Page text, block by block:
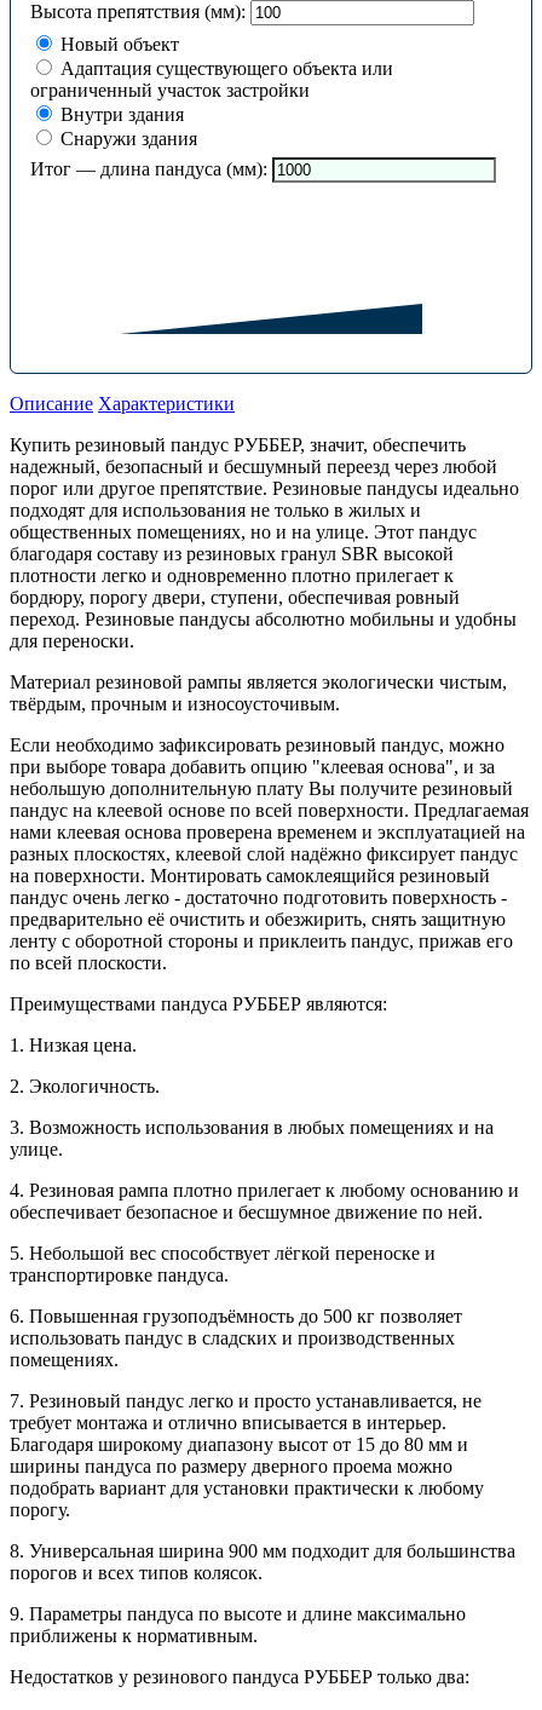
Высота препятствия (мм):
Новый объект
Адаптация существующего объекта или
ограниченный участок застройки
Внутри здания
Снаружи здания
Итог — длина пандуса (мм):
Описание Характеристики
Купить резиновый пандус РУББЕР, значит, обеспечить
надежный, безопасный и бесшумный переезд через любой
порог или другое препятствие. Резиновые пандусы идеально
подходят для использования не только в жилых и
общественных помещениях, но и на улице. Этот пандус
благодаря составу из резиновых гранул SBR высокой
плотности легко и одновременно плотно прилегает к
бордюру, порогу двери, ступени, обеспечивая ровный
переход. Резиновые пандусы абсолютно мобильны и удобны
для переноски.
Материал резиновой рампы является экологически чистым,
твёрдым, прочным и износоусточивым.
Если необходимо зафиксировать резиновый пандус, можно
при выборе товара добавить опцию "клеевая основа", и за
небольшую дополнительную плату Вы получите резиновый
пандус на клеевой основе по всей поверхности. Предлагаемая
нами клеевая основа проверена временем и эксплуатацией на
разных плоскостях, клеевой слой надёжно фиксирует пандус
на поверхности. Монтировать самоклеящийся резиновый
пандус очень легко - достаточно подготовить поверхность -
предварительно её очистить и обезжирить, снять защитную
ленту с оборотной стороны и приклеить пандус, прижав его
по всей плоскости.
Преимуществами пандуса РУББЕР являются:
1. Низкая цена.
2. Экологичность.
3. Возможность использования в любых помещениях и на
улице.
4. Резиновая рампа плотно прилегает к любому основанию и
обеспечивает безопасное и бесшумное движение по ней.
5. Небольшой вес способствует лёгкой переноске и
транспортировке пандуса.
6. Повышенная грузоподъёмность до 500 кг позволяет
использовать пандус в сладских и производственных
помещениях.
7. Резиновый пандус легко и просто устанавливается, не
требует монтажа и отлично вписывается в интерьер.
Благодаря широкому диапазону высот от 15 до 80 мм и
ширины пандуса по размеру дверного проема можно
подобрать вариант для установки практически к любому
порогу.
8. Универсальная ширина 900 мм подходит для большинства
порогов и всех типов колясок.
9. Параметры пандуса по высоте и длине максимально
приближены к нормативным.
Недостатков у резинового пандуса РУББЕР только два: